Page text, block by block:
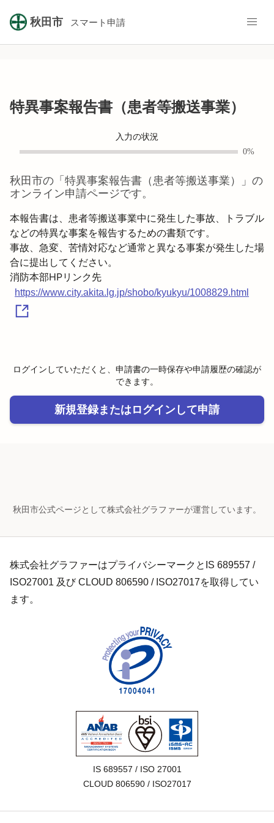
秋田市 スマート申請
特異事案報告書（患者等搬送事業）
入力の状況
0%
秋田市の「 特異事案報告書（患者等搬送事業）
」の
オンライン申請ページです。
本報告書は、患者等搬送事業中に発生した事故、トラブル
などの特異な事案を報告するための書類です。
事故、急変、苦情対応など通常と異なる事案が発生した場
合に提出してください。
https://www.city.akita.lg.jp/shobo/kyukyu/1008829.html
ログインしていただくと、申請書の一時保存や申請履歴の確認が
できます。
新規登録またはログインして申請
秋田市公式ページとして株式会社グラファーが運営しています。
株式会社グラファーはプライバシーマークとIS 689557 /
ISO27001 及び CLOUD 806590 / ISO27017を取得してい
ます。
IS 689557 / ISO 27001
CLOUD 806590 / ISO27017